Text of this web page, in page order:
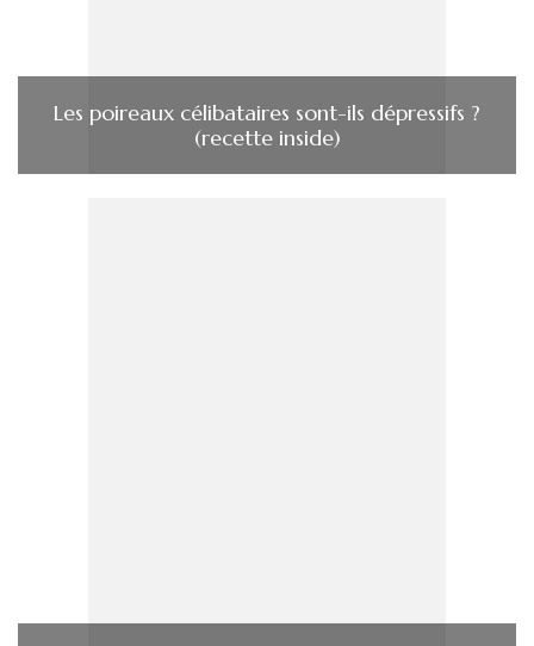
Les poireaux célibataires sont-ils dépressifs ?
(recette inside)